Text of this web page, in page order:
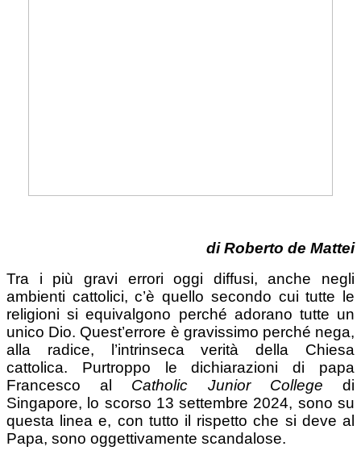
di Roberto de Mattei
Tra i più gravi errori oggi diffusi, anche negli
ambienti cattolici, c’è quello secondo cui tutte le
religioni si equivalgono perché adorano tutte un
unico Dio. Quest’errore è gravissimo perché nega,
alla radice, l’intrinseca verità della Chiesa
cattolica. Purtroppo le dichiarazioni di papa
Francesco al Catholic Junior College di
Singapore, lo scorso 13 settembre 2024, sono su
questa linea e, con tutto il rispetto che si deve al
Papa, sono oggettivamente scandalose.